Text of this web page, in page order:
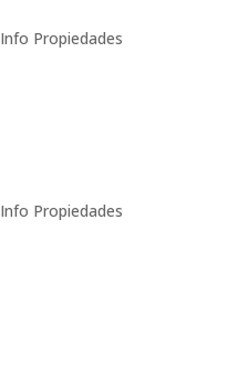
Info Propiedades
Info Propiedades